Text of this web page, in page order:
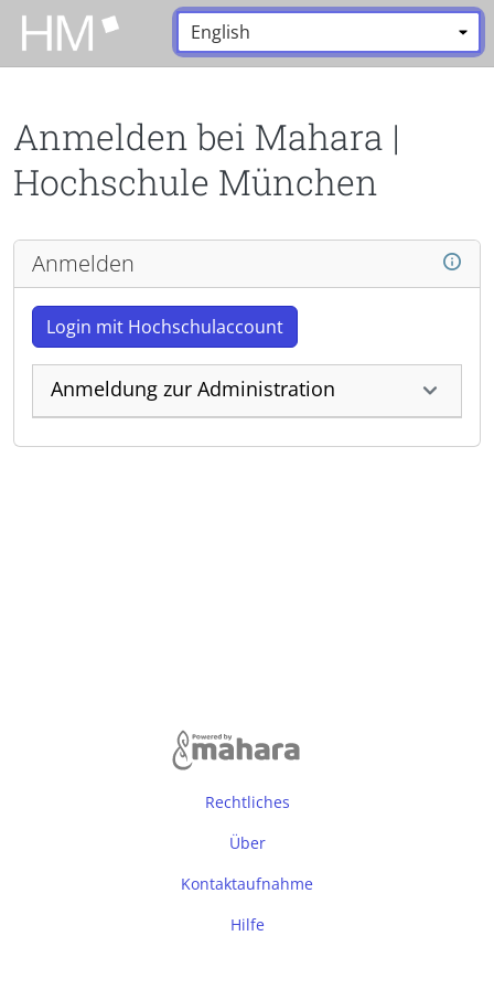
Zum Hauptinhalt zurückspringen
Sprache:
Anmelden bei Mahara |
Hochschule München
Anmelden
Login mit Hochschulaccount
Anmeldung zur Administration
Rechtliches
Über
Kontaktaufnahme
Hilfe